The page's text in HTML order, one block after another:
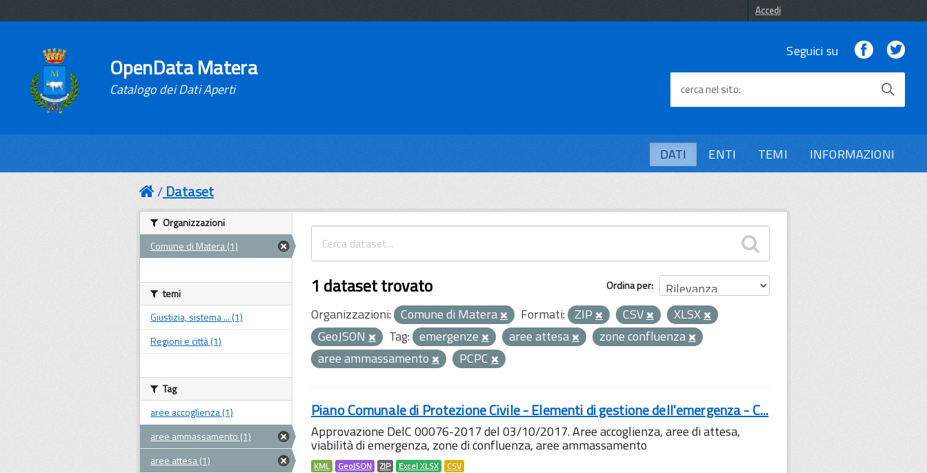
Accedi
OpenData Matera
Catalogo dei Dati Aperti
Seguici su Facebook
cerca nel sito
DATI ENTI TEMI INFORMAZIONI
Dataset
Ordina per
1 dataset trovato
Organizzazioni: Comune di Matera Formati: ZIP CSV
XLSX
GeoJSON
Tag: emergenze aree attesa
zone confluenza
aree ammassamento
PCPC
Piano Comunale di Protezione Civile - Elementi di gestione dell'emergenza - C...
Approvazione DelC 00076-2017 del 03/10/2017. Aree accoglienza, aree di attesa,
viabilità di emergenza, zone di confluenza, aree ammassamento
KML GeoJSON ZIP Excel XLSX CSV
Organizzazioni
Comune di Matera (1)
temi
Giustizia, sistema ... (1)
Regioni e città (1)
Tag
aree accoglienza (1)
aree ammassamento (1)
aree attesa (1)